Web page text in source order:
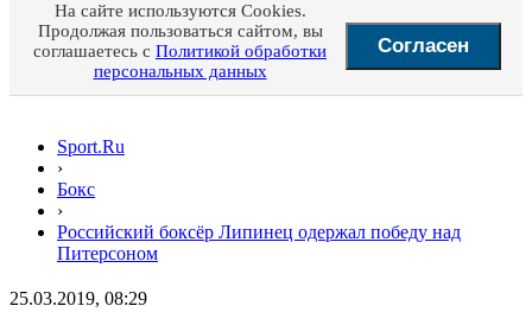
На сайте используются Cookies.
Продолжая пользоваться сайтом, вы
соглашаетесь с Политикой обработки
персональных данных
Согласен
Sport.Ru
›
Бокс
›
Российский боксёр Липинец одержал победу над
Питерсоном
25.03.2019, 08:29